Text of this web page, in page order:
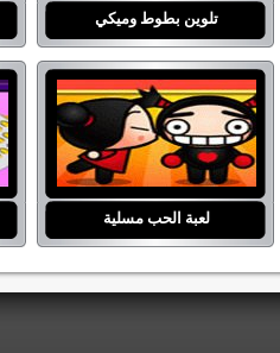
تلوين بطوط وميكي
لعبة الحب مسلية